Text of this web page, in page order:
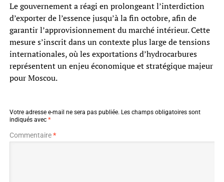
Le gouvernement a réagi en prolongeant l’interdiction
d’exporter de l’essence jusqu’à la fin octobre, afin de
garantir l’approvisionnement du marché intérieur. Cette
mesure s’inscrit dans un contexte plus large de tensions
internationales, où les exportations d’hydrocarbures
représentent un enjeu économique et stratégique majeur
pour Moscou.
Votre adresse e-mail ne sera pas publiée. Les champs obligatoires sont
indiqués avec *
Commentaire*